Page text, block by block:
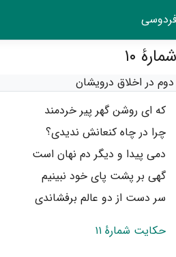
۱۰
در اخلاق درویشان
که ای روشن گهر پیر خردمند
چرا در چاه کنعانش ندیدی؟
دمی پیدا و دیگر دم نهان است
گهی بر پشت پای خود نبینیم
سر دست از دو عالم برفشاندی
حکایت شمارهٔ ۱۱